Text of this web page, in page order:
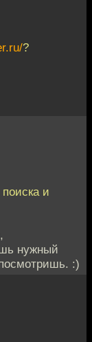
?
и
нужный
:)